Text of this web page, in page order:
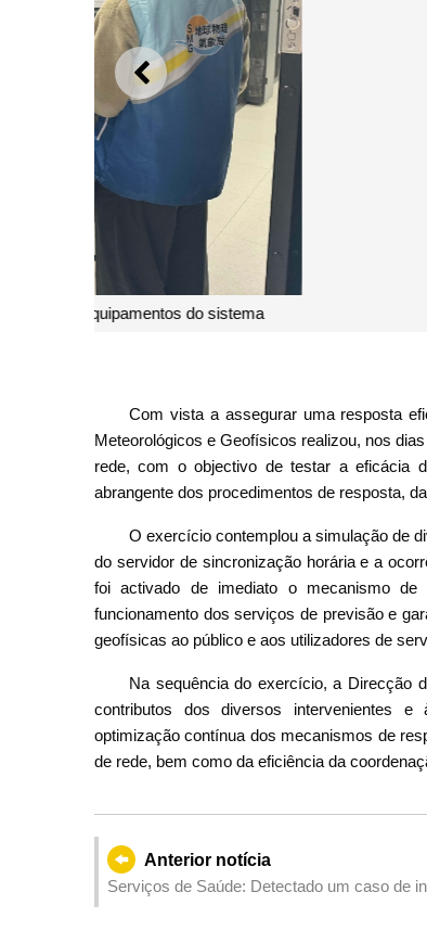
ANTERIOR
Direcção dos Serviços
Com vista a assegurar uma resposta
Meteorológicos e Geofísicos realizou, nos
rede, com o objectivo de testar a eficácia
abrangente dos procedimentos de resposta,
O exercício contemplou a simulação de
do servidor de sincronização horária e a
foi activado de imediato o mecanismo de
funcionamento dos serviços de previsão e
geofísicas ao público e aos utilizadores de
Na sequência do exercício, a Direcção
contributos dos diversos intervenientes
optimização contínua dos mecanismos de
de rede, bem como da eficiência da
Anterior notícia
Serviços de Saúde: Detectado um caso de